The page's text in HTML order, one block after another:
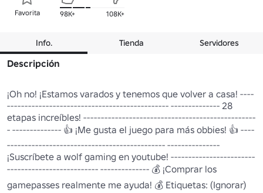
Favorita 98K+ 108K+
Info. Tienda Servidores
Descripción
¡Oh no! ¡Estamos varados y tenemos que volver a casa! ----
---------------------------------------------- -------------- 28
etapas increíbles! -------------------------------------------------
- -------------- 👍 ¡Me gusta el juego para más obbies! 👍 ----
--------------------------------------------- ---------------
¡Suscríbete a wolf gaming en youtube! ------------------------
-------------------------- -------------- 💰 ¡Comprar los
gamepasses realmente me ayuda! 💰 Etiquetas: (Ignorar)